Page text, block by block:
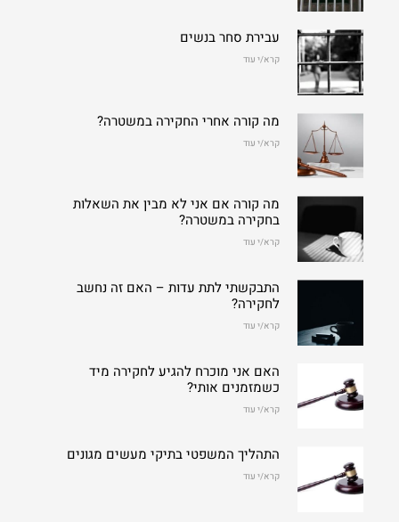
עבירת סחר בנשים
קרא/י עוד
מה קורה אחרי החקירה במשטרה?
קרא/י עוד
מה קורה אם אני לא מבין את השאלות
בחקירה במשטרה?
קרא/י עוד
התבקשתי לתת עדות – האם זה נחשב
לחקירה?
קרא/י עוד
האם אני מוכרח להגיע לחקירה מיד
כשמזמנים אותי?
קרא/י עוד
התהליך המשפטי בתיקי מעשים מגונים
קרא/י עוד